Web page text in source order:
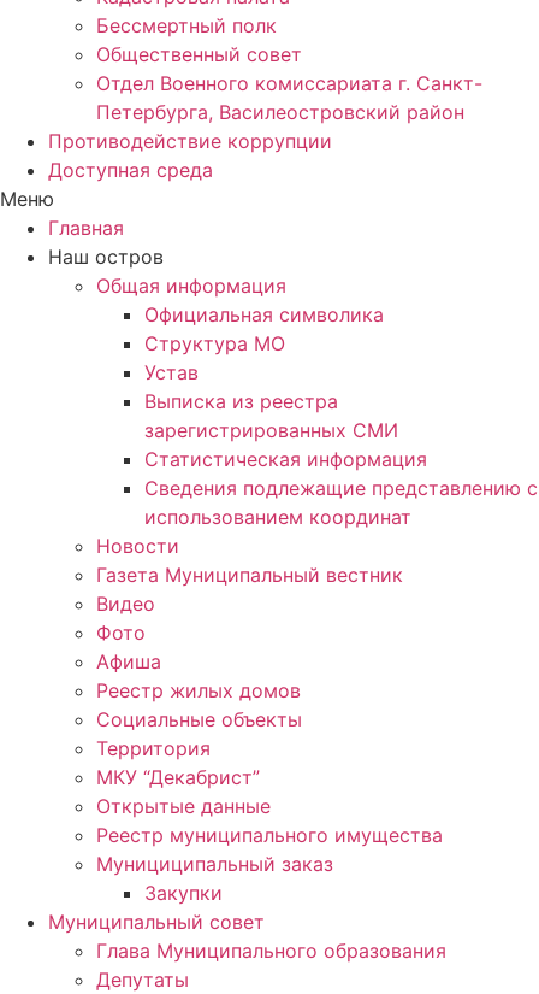
Бессмертный полк
Общественный совет
Отдел Военного комиссариата г. Санкт-
Петербурга, Василеостровский район
Противодействие коррупции
Доступная среда
Меню
Главная
Наш остров
Общая информация
Официальная символика
Структура МО
Устав
Выписка из реестра
зарегистрированных СМИ
Статистическая информация
Сведения подлежащие представлению с
использованием координат
Новости
Газета Муниципальный вестник
Видео
Фото
Афиша
Реестр жилых домов
Социальные объекты
Территория
МКУ “Декабрист”
Открытые данные
Реестр муниципального имущества
Мунициципальный заказ
Закупки
Муниципальный совет
Глава Муниципального образования
Депутаты